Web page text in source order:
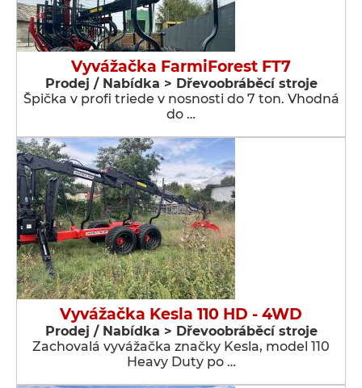
Vyvážačka FarmiForest FT7
Prodej / Nabídka > Dřevoobráběcí stroje
Špička v profi triede v nosnosti do 7 ton. Vhodná
do …
Vyvážačka Kesla 110 HD - 4WD
Prodej / Nabídka > Dřevoobráběcí stroje
Zachovalá vyvážačka značky Kesla, model 110
Heavy Duty po …